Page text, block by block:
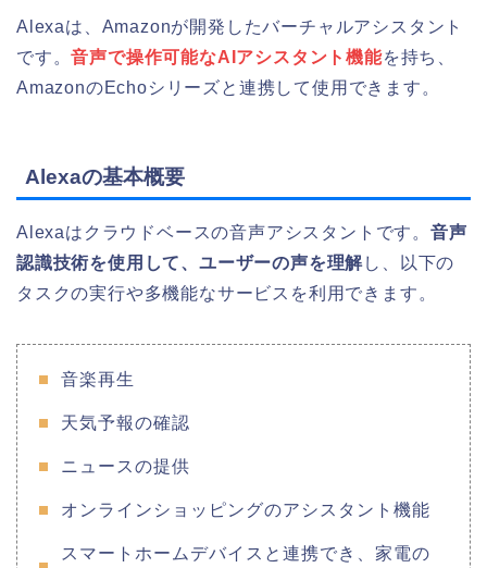
Alexaは、Amazonが開発したバーチャルアシスタント
です。音声で操作可能なAIアシスタント機能を持ち、
AmazonのEchoシリーズと連携して使用できます。
Alexaの基本概要
Alexaはクラウドベースの音声アシスタントです。 音声
認識技術を使用して、ユーザーの声を理解し、以下の
タスクの実行や多機能なサービスを利用できます。
音楽再生
天気予報の確認
ニュースの提供
オンラインショッピングのアシスタント機能
スマートホームデバイスと連携でき、家電の